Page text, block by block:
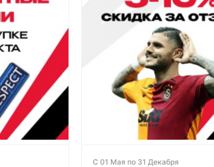
С 01 Мая по 31 Декабря